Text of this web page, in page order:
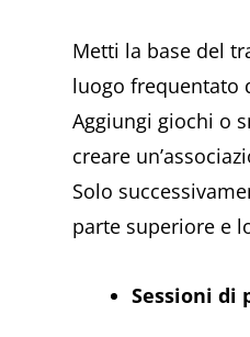
Metti la base del
luogo frequentato
Aggiungi giochi o
creare
Solo
parte superiore e
Sessioni di